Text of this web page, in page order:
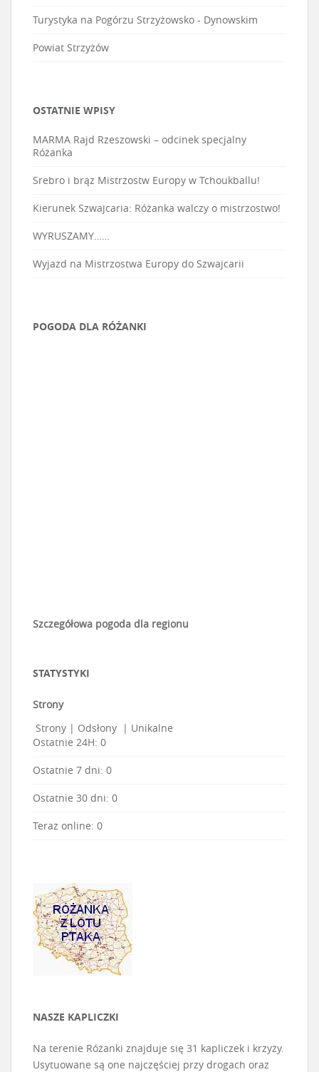
Turystyka na Pogórzu Strzyżowsko - Dynowskim
Powiat Strzyżów
OSTATNIE WPISY
MARMA Rajd Rzeszowski – odcinek specjalny
Różanka
Srebro i brąz Mistrzostw Europy w Tchoukballu!
Kierunek Szwajcaria: Różanka walczy o mistrzostwo!
WYRUSZAMY……
Wyjazd na Mistrzostwa Europy do Szwajcarii
POGODA DLA RÓŻANKI
Szczegółowa pogoda dla regionu
STATYSTYKI
Strony
Strony | Odsłony | Unikalne
Ostatnie 24H: 0
Ostatnie 7 dni: 0
Ostatnie 30 dni: 0
Teraz online: 0
NASZE KAPLICZKI
Na terenie Różanki znajduje się 31 kapliczek i krzyży.
Usytuowane są one najczęściej przy drogach oraz